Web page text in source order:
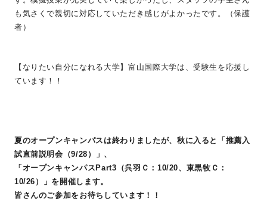
も気さくで親切に対応していただき感じがよかったです。（保護
者）
【なりたい自分になれる大学】富山国際大学は、受験生を応援し
ています！！
夏のオープンキャンパスは終わりましたが、秋に入ると「推薦入
試直前説明会（9/28）」、
「オープンキャンパスPart3（呉羽Ｃ：10/20、東黒牧Ｃ：
10/26）」を開催します。
皆さんのご参加をお待ちしています！！